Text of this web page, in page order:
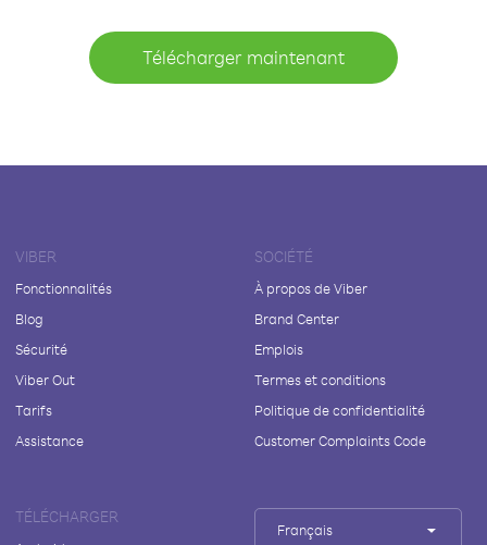
Télécharger maintenant
VIBER
Fonctionnalités
Blog
Sécurité
Viber Out
Tarifs
Assistance
SOCIÉTÉ
À propos de Viber
Brand Center
Emplois
Termes et conditions
Politique de confidentialité
Customer Complaints Code
TÉLÉCHARGER
Français